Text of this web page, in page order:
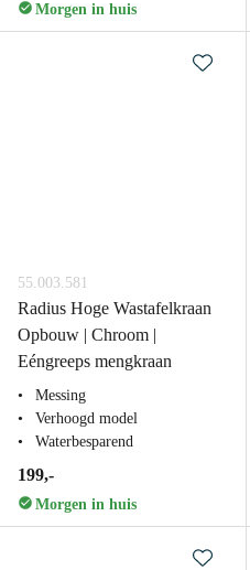
Morgen in huis
55.003.581
Radius Hoge Wastafelkraan
Opbouw | Chroom |
Eéngreeps mengkraan
Messing
Verhoogd model
Waterbesparend
199,-
Morgen in huis